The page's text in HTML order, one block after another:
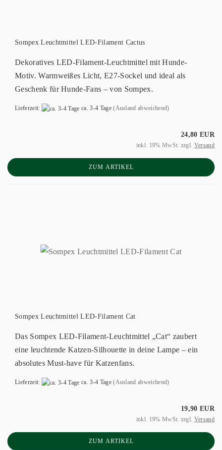
Sompex Leuchtmittel LED-Filament Cactus
Dekoratives LED-Filament-Leuchtmittel mit Hunde-
Motiv. Warmweißes Licht, E27-Sockel und ideal als
Geschenk für Hunde-Fans – von Sompex.
Lieferzeit: ca. 3-4 Tage (Ausland abweichend)
24,80 EUR
inkl. 19% MwSt. zzgl. Versand
ZUM ARTIKEL
Sompex Leuchtmittel LED-Filament Cat
Das Sompex LED-Filament-Leuchtmittel „Cat“ zaubert
eine leuchtende Katzen-Silhouette in deine Lampe – ein
absolutes Must-have für Katzenfans.
Lieferzeit: ca. 3-4 Tage (Ausland abweichend)
19,90 EUR
inkl. 19% MwSt. zzgl. Versand
ZUM ARTIKEL